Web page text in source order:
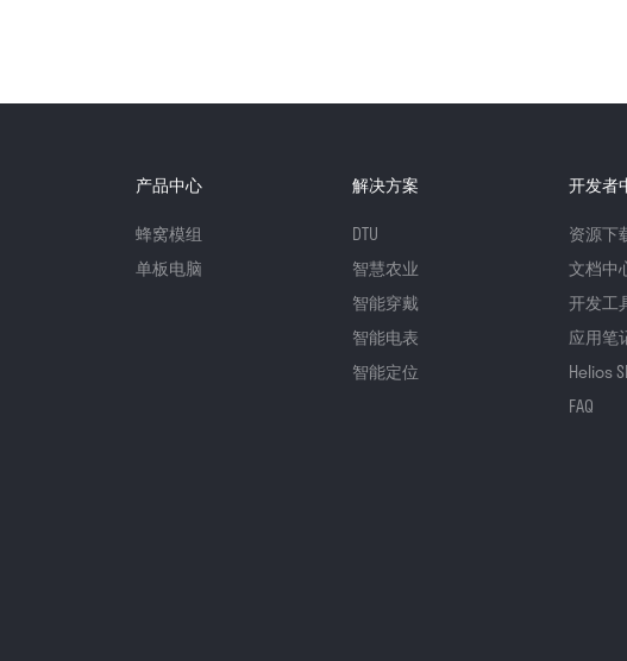
产品中心
蜂窝模组
单板电脑
解决方案
DTU
智慧农业
智能穿戴
智能电表
智能定位
开发者
资源下
文档中
开发工
应用笔
Helios
FAQ